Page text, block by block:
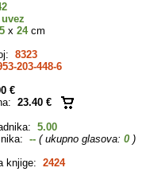
x 24cm
8323
203-448-6
€
23.40 €
5.00
-- ( ukupno glasova: 0 )
knjige: 2424